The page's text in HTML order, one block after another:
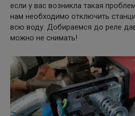
если у вас возникла такая
нам необходимо отключить
всю воду. Добираемся до реле
можно не снимать!